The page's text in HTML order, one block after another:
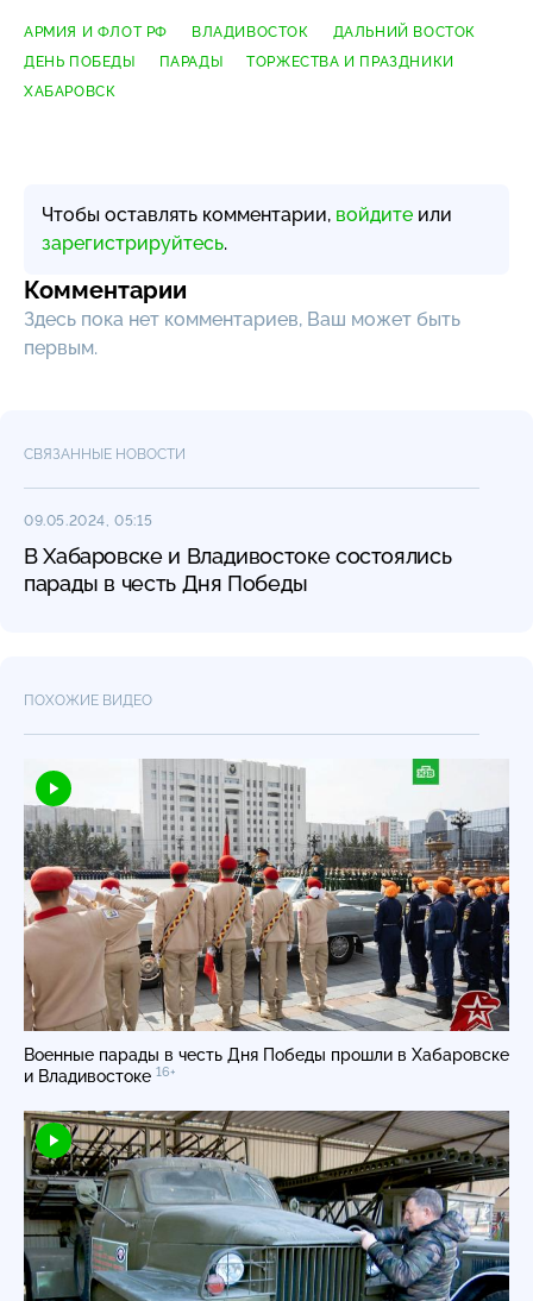
АРМИЯ И ФЛОТ РФ ВЛАДИВОСТОК
ДАЛЬНИЙ ВОСТОК
ДЕНЬ ПОБЕДЫ
ПАРАДЫ
ТОРЖЕСТВА И ПРАЗДНИКИ
ХАБАРОВСК
Чтобы оставлять комментарии, войдите или
зарегистрируйтесь.
Комментарии
Здесь пока нет комментариев, Ваш может быть
первым.
СВЯЗАННЫЕ НОВОСТИ
09.05.2024, 05:15
В Хабаровске и Владивостоке состоялись
парады в честь Дня Победы
ПОХОЖИЕ ВИДЕО
Военные парады в честь Дня Победы прошли в Хабаровске
и Владивостоке 16+